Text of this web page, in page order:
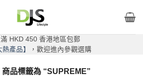
HKD 450 香港地區包郵
熱產品】
，歡迎進內參觀選購
商品標籤為 “SUPREME”